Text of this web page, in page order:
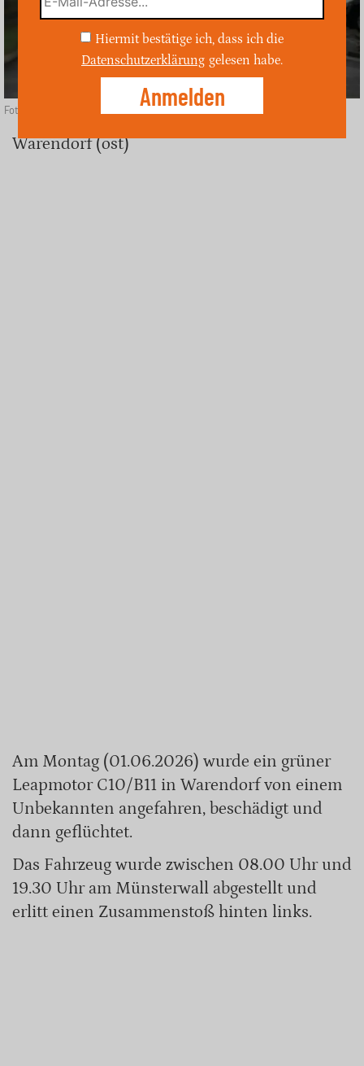
Foto: unsplash
Warendorf (ost)
Am Montag (01.06.2026) wurde ein grüner
Leapmotor C10/B11 in Warendorf von einem
Unbekannten angefahren, beschädigt und
dann geflüchtet.
Das Fahrzeug wurde zwischen 08.00 Uhr und
19.30 Uhr am Münsterwall abgestellt und
erlitt einen Zusammenstoß hinten links.
Hiermit bestätige ich, dass ich die
Datenschutzerklärung gelesen habe.